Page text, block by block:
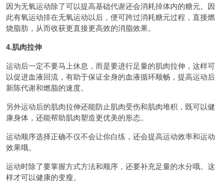
因为无氧运动除了可以提高基础代谢还会消耗掉体内的糖元。因
此有氧运动排在无氧运动以后，便可跨过消耗糖元过程，直接燃
烧脂肪，从而收获更直接更高效的消脂效果。
4.肌肉拉伸
运动后一定不要马上休息，而是要进行足量的肌肉拉伸，这样可
以促进血液回流，有助于保证全身的血液循环顺畅，提高运动后
新陈代谢和燃脂的速度。
另外运动后的肌肉拉伸还能防止肌肉受伤和肌肉堆积，既可以健
康身体，还能帮助肌肉塑造更优美的形态。
运动顺序选择正确不仅不会让你白练，还会提高运动效率和运动
效果哦。
运动时除了要掌握方式方法和顺序，还要补充足量的水分哦。这
样才可以健康的变瘦。